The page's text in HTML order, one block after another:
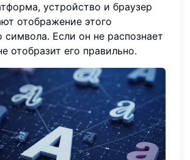
устройство и браузер
отображение этого
символа. Если он не распознает
отобразит его правильно.